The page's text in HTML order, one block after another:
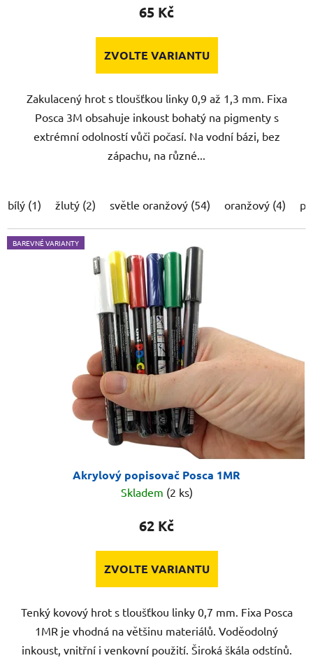
65 Kč
ZVOLTE VARIANTU
Zakulacený hrot s tloušťkou linky 0,9 až 1,3 mm. Fixa
Posca 3M obsahuje inkoust bohatý na pigmenty s
extrémní odolností vůči počasí. Na vodní bázi, bez
zápachu, na různé...
bílý (1) žlutý (2) světle oranžový (54) oranžový (4)
BAREVNÉ VARIANTY
Akrylový popisovač Posca 1MR
Skladem (2 ks)
62 Kč
ZVOLTE VARIANTU
Tenký kovový hrot s tloušťkou linky 0,7 mm. Fixa Posca
1MR je vhodná na většinu materiálů. Voděodolný
inkoust, vnitřní i venkovní použití. Široká škála odstínů.